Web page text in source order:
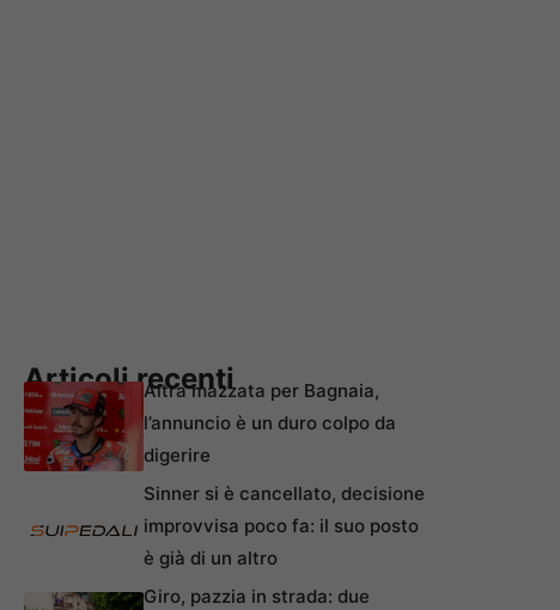
Articoli recentiAltra mazzata per Bagnaia,
l’annuncio è un duro colpo da
digerire
Sinner si è cancellato, decisione
improvvisa poco fa: il suo posto
è già di un altro
Giro, pazzia in strada: due